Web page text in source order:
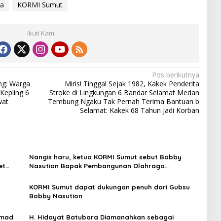
KORMI Sumut
Ikuti Kami
Warga
6
Pos berikutnya
Miris! Tinggal Sejak 1982, Kakek Penderita
Stroke di Lingkungan 6 Bandar Selamat Medan
Tembung Ngaku Tak Pernah Terima Bantuan b
Selamat: Kakek 68 Tahun Jadi Korban
Nangis haru, ketua KORMI Sumut sebut Bobby
Nasution Bapak Pembangunan Olahraga
KORMI Sumut dapat dukungan penuh dari Gubsu
Bobby Nasution
H. Hidayat Batubara Diamanahkan sebagai